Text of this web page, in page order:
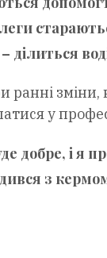
ділиться
зміни,
у
добре, і я
з